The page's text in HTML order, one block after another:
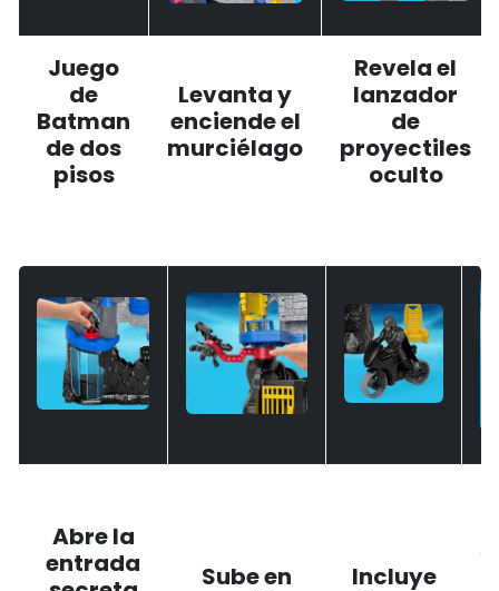
Juego
de
Batman
de dos
pisos
Levanta y
enciende el
murciélago
Revela el
lanzador
de
proyectiles
oculto
Abre la
entrada
Sube en
Incluye